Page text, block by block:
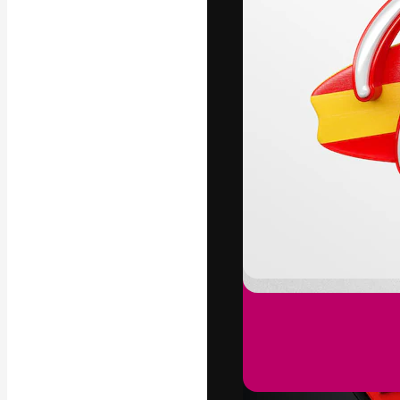
La plataforma
trabajo. Más
entre
estudios.
Español